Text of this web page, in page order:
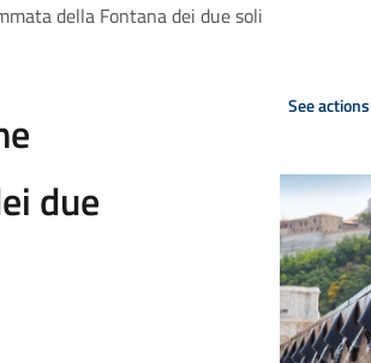
della Fontana dei due soli
due
See actions